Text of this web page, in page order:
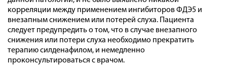
корреляции между применением ингибиторов ФДЭ5 и
внезапным снижением или потерей слуха. Пациента
следует предупредить о том, что в случае внезапного
снижения или потери слуха необходимо прекратить
терапию силденафилом, и немедленно
проконсультироваться с врачом.